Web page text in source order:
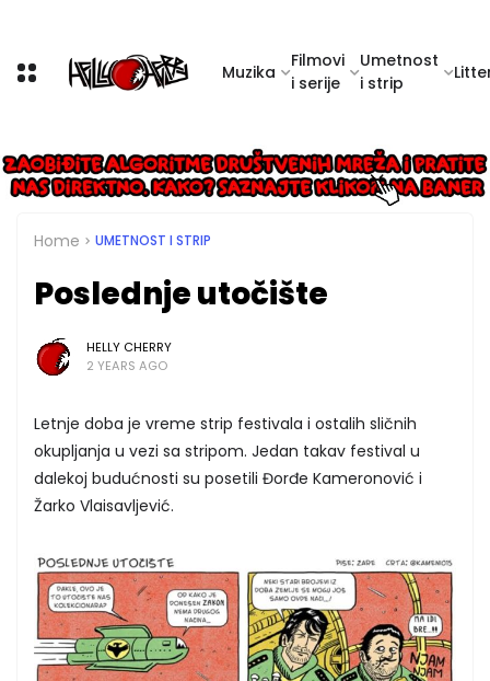
Muzika
Filmovi
i serije
Umetnost
i strip
Home UMETNOST I STRIP
Poslednje utočište
HELLY CHERRY
2 YEARS AGO
Letnje doba je vreme strip festivala i ostalih sličnih
okupljanja u vezi sa stripom. Jedan takav festival u
dalekoj budućnosti su posetili Đorđe Kameronović i
Žarko Vlaisavljević.